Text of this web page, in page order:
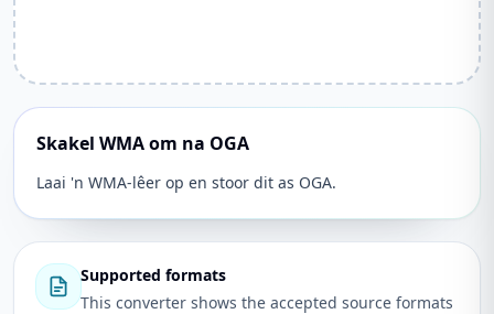
Skakel WMA om na OGA
Laai 'n WMA-lêer op en stoor dit as OGA.
Supported formats
This converter shows the accepted source formats